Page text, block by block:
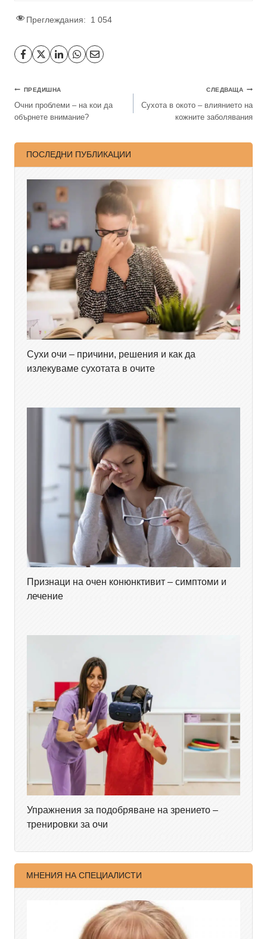
Преглеждания: 1 054
ПРЕДИШНА
Очни проблеми – на кои да
обърнете внимание?
СЛЕДВАЩА
Сухота в окото – влиянието на
кожните заболявания
ПОСЛЕДНИ ПУБЛИКАЦИИ
Сухи очи – причини, решения и как да
излекуваме сухотата в очите
Признаци на очен конюнктивит – симптоми и
лечение
Упражнения за подобряване на зрението –
тренировки за очи
МНЕНИЯ НА СПЕЦИАЛИСТИ